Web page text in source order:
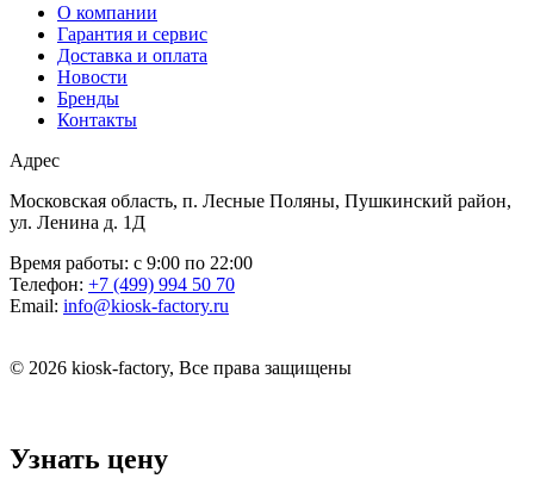
О компании
Гарантия и сервис
Доставка и оплата
Новости
Бренды
Контакты
Адрес
Московская область, п. Лесные Поляны, Пушкинский район,
ул. Ленина д. 1Д
Время работы: с 9:00 по 22:00
Телефон: +7 (499) 994 50 70
Email: info@kiosk-factory.ru
© 2026 kiosk-factory, Все права защищены
Узнать цену